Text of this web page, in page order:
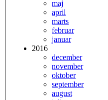
maj
april
marts
februar
januar
2016
december
november
oktober
september
august